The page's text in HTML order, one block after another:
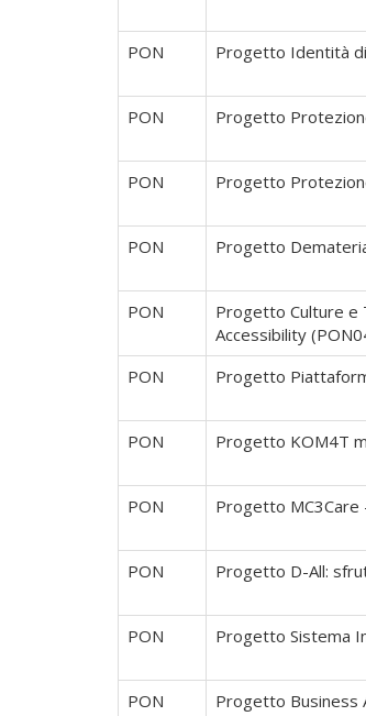
PON
Progetto Identità
PON
Progetto
PON
Progetto
PON
Progetto
PON
Progetto Culture e
Accessibility
PON
Progetto
PON
Progetto KOM4T
PON
Progetto MC3Care
PON
Progetto D-All:
PON
Progetto Sistema
PON
Progetto Business